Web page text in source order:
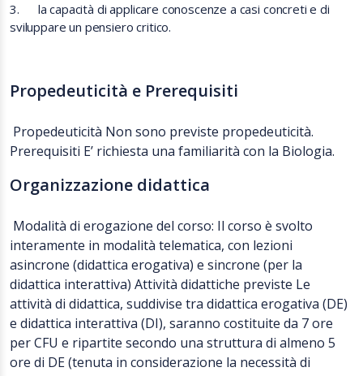
3.
la capacità di applicare conoscenze a casi concreti e di
sviluppare un pensiero critico.
Propedeuticità e Prerequisiti
Propedeuticità Non sono previste propedeuticità.
Prerequisiti E’ richiesta una familiarità con la Biologia.
Organizzazione didattica
Modalità di erogazione del corso: Il corso è svolto
interamente in modalità telematica, con lezioni
asincrone (didattica erogativa) e sincrone (per la
didattica interattiva) Attività didattiche previste Le
attività di didattica, suddivise tra didattica erogativa (DE)
e didattica interattiva (DI), saranno costituite da 7 ore
per CFU e ripartite secondo una struttura di almeno 5
ore di DE (tenuta in considerazione la necessità di